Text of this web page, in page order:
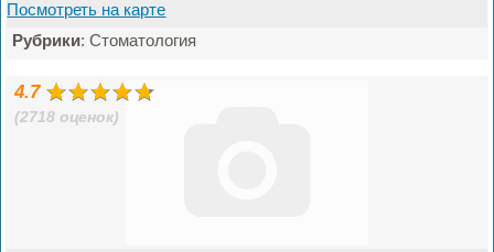
Посмотреть на карте
Рубрики: Стоматология
4.7
(2718 оценок)